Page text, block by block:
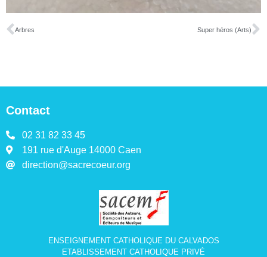
Arbres Super héros (Arts)
Contact
02 31 82 33 45
191 rue d'Auge 14000 Caen
direction@sacrecoeur.org
ENSEIGNEMENT CATHOLIQUE DU CALVADOS
ETABLISSEMENT CATHOLIQUE PRIVÉ